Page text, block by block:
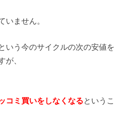
いません。
いう今のサイクルの次の安値を
が、
コミ買いをしなくなる というこ